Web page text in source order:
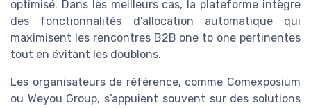
optimisé. Dans les meilleurs cas, la plateforme intègre
des fonctionnalités d’allocation automatique qui
maximisent les rencontres B2B one to one pertinentes
tout en évitant les doublons.
Les organisateurs de référence, comme Comexposium
ou Weyou Group, s’appuient souvent sur des solutions